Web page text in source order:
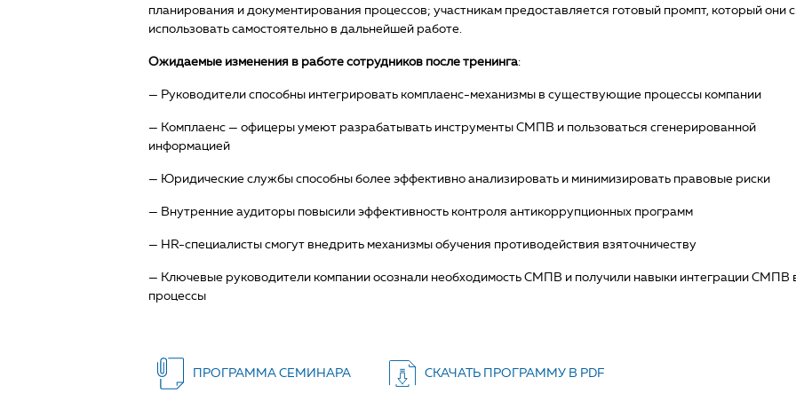
планирования и документирования процессов; участникам предоставляется готовый промпт, который они
использовать самостоятельно в дальнейшей работе.
Ожидаемые изменения в работе сотрудников после тренинга:
— Руководители способны интегрировать комплаенс-механизмы в существующие процессы компании
— Комплаенс — офицеры умеют разрабатывать инструменты СМПВ и пользоваться сгенерированной
информацией
— Юридические службы способны более эффективно анализировать и минимизировать правовые риски
— Внутренние аудиторы повысили эффективность контроля антикоррупционных программ
— HR-специалисты смогут внедрить механизмы обучения противодействия взяточничеству
— Ключевые руководители компании осознали необходимость СМПВ и получили навыки интеграции СМПВ
процессы
ПРОГРАММА СЕМИНАРА СКАЧАТЬ ПРОГРАММУ В PDF